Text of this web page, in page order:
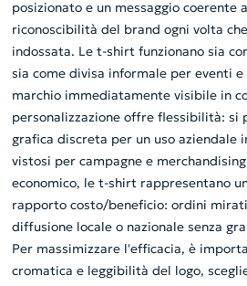
posizionato e un messaggio coerente
riconoscibilità del brand ogni volta
indossata. Le t-shirt funzionano sia
sia come divisa informale per eventi
marchio immediatamente visibile in
personalizzazione offre flessibilità: si
grafica discreta per un uso aziendale
vistosi per campagne e
economico, le t-shirt rappresentano
rapporto costo/beneficio: ordini
diffusione locale o nazionale senza
Per massimizzare l'efficacia, è
cromatica e leggibilità del logo,